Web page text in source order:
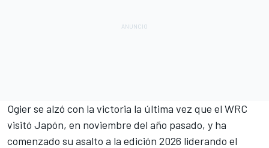
Ogier se alzó con la victoria la última vez que el WRC
visitó Japón, en noviembre del año pasado, y ha
comenzado su asalto a la edición 2026 liderando el